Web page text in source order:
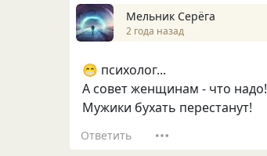
Мельник Серёга
2 года назад
😁 психолог...
А совет женщинам - что надо!
Мужики бухать перестанут!
Ответить